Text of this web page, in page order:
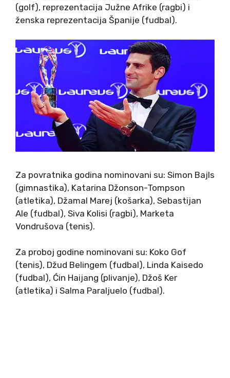
(golf), reprezentacija Južne Afrike (ragbi) i
ženska reprezentacija Španije (fudbal).
Za povratnika godina nominovani su: Simon Bajls
(gimnastika), Katarina Džonson-Tompson
(atletika), Džamal Marej (košarka), Sebastijan
Ale (fudbal), Siva Kolisi (ragbi), Marketa
Vondrušova (tenis).
Za proboj godine nominovani su: Koko Gof
(tenis), Džud Belingem (fudbal), Linda Kaisedo
(fudbal), Ćin Haijang (plivanje), Džoš Ker
(atletika) i Salma Paraljuelo (fudbal).